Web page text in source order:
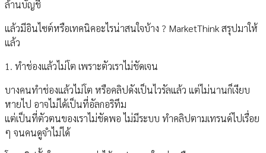
ล้านบัญชี
แล้วมีอินไซต์หรือเทคนิคอะไรน่าสนใจบ้าง ? MarketThink สรุปมาให้
แล้ว
1. ทำช่องแล้วไม่โต เพราะตัวเราไม่ชัดเจน
บางคนทำช่องแล้วไม่โต หรือคลิปดังเป็นไวรัลแล้ว แต่ไม่นานก็เงียบ
หายไป อาจไม่ได้เป็นที่อัลกอริทึม
แต่เป็นที่ตัวตนของเราไม่ชัดพอ ไม่มีระบบ ทำคลิปตามเทรนด์ไปเรื่อย
ๆ จนคนดูจำไม่ได้